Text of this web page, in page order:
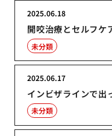
開咬治療とセルフケ
2025.06.18
未分類
インビザラインで出
2025.06.17
未分類